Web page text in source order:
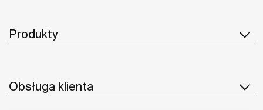
Produkty
Obsługa klienta